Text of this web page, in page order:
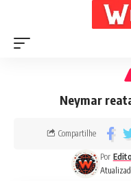
Neymar
Por
Compartilhe